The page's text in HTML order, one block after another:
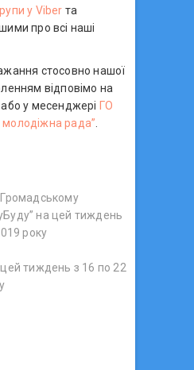
у Viber та
про всі наші
стосовно нашої
відповімо на
у месенджері ГО
рада”
на цей тиждень
року
тиждень з 16 по 22